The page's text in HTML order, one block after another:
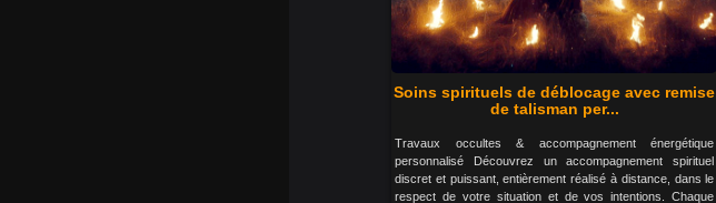
Soins spirituels de déblocage avec remise
de talisman per...
Travaux occultes & accompagnement énergétique
personnalisé Découvrez un accompagnement spirituel
discret et puissant, entièrement réalisé à distance, dans le
respect de votre situation et de vos intentions. Chaque